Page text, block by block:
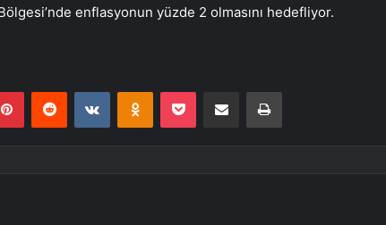
enflasyonun yüzde 2 olmasını hedefliyor.
PinterestReddit VKontakteOdnoklassniki
Pocket E-Posta ile paylaş Yazdır